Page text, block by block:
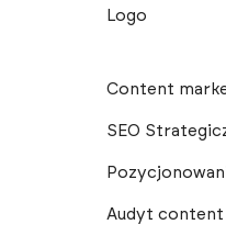
Logo
Content
SEO
Audyt content